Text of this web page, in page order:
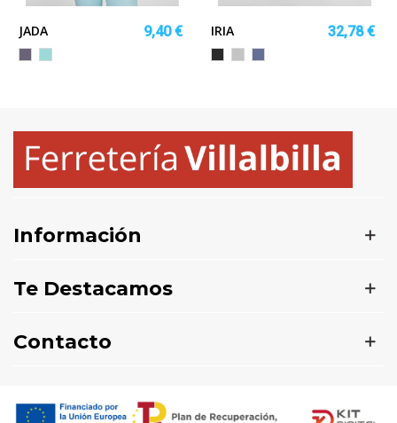
JADA
9,40 €
IRIA
32,78 €
Información
Te Destacamos
Contacto